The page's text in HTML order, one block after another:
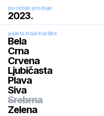
pocetak prodaje
2023.
paleta boja kućišta
Bela
Crna
Crvena
Ljubičasta
Plava
Siva
Srebrna
Zelena